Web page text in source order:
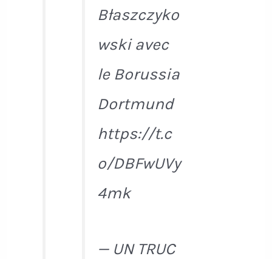
Błaszczyko
wski avec
le Borussia
Dortmund
https://t.c
o/DBFwUVy
4mk
— UN TRUC